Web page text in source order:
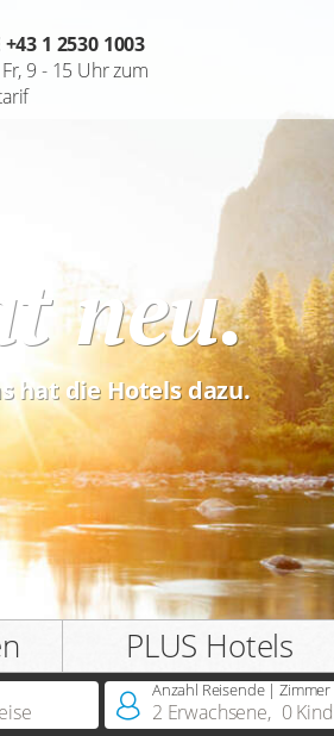
+43 1 2530 1003
9 - 15 Uhr zum
neu.
hat die Hotels dazu.
PLUS Hotels
Anzahl Reisende | Zimmer
2 Erwachsene, 0